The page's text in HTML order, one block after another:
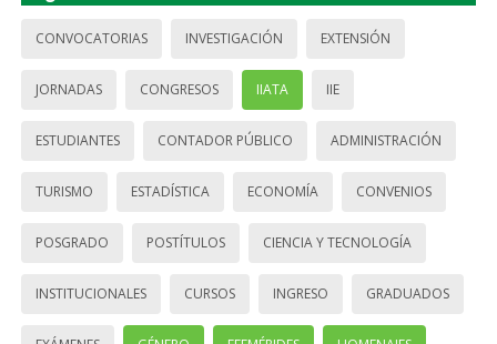
CONVOCATORIAS INVESTIGACIÓN EXTENSIÓN
JORNADAS CONGRESOS IIATA IIE
ESTUDIANTES CONTADOR PÚBLICO ADMINISTRACIÓN
TURISMO ESTADÍSTICA ECONOMÍA CONVENIOS
POSGRADO POSTÍTULOS CIENCIA Y TECNOLOGÍA
INSTITUCIONALES CURSOS INGRESO GRADUADOS